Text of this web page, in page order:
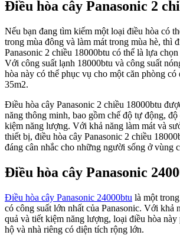
Điều hòa cây Panasonic 2
Nếu bạn đang tìm kiếm một loại điều hòa có
trong mùa đông và làm mát trong mùa hè, thì
Panasonic 2 chiều 18000btu có thể là lựa
Với công suất lạnh 18000btu và công suất
hòa này có thể phục vụ cho một căn phòng
35m2.
Điều hòa cây Panasonic 2 chiều 18000btu
năng thông minh, bao gồm chế độ tự động,
kiệm năng lượng. Với khả năng làm mát và
thiết bị, điều hòa cây Panasonic 2 chiều
đáng cân nhắc cho những người sống ở vùng
Điều hòa cây Panasonic
Điều hòa cây Panasonic 24000btu là một
có công suất lớn nhất của Panasonic. Với khả
quả và tiết kiệm năng lượng, loại điều hòa này
hộ và nhà riêng có diện tích rộng lớn.